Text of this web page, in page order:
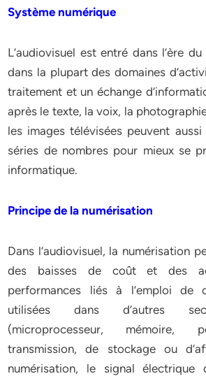
Système numérique
L’audiovisuel est entré dans l’ère
dans la plupart des domaines
traitement et un échange
après le texte, la voix, la
les images télévisées peuvent
séries de nombres pour mieux se
informatique.
Principe de la numérisation
Dans l’audiovisuel, la numérisation
des baisses de coût et des
performances liés à l’emploi de
utilisées dans d’autres
(microprocesseur, mémoire,
transmission, de stockage ou
numérisation, le signal